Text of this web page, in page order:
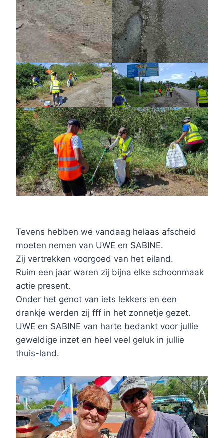
Tevens hebben we vandaag helaas afscheid
moeten nemen van UWE en SABINE.
Zij vertrekken voorgoed van het eiland.
Ruim een jaar waren zij bijna elke schoonmaak
actie present.
Onder het genot van iets lekkers en een
drankje werden zij fff in het zonnetje gezet.
UWE en SABINE van harte bedankt voor jullie
geweldige inzet en heel veel geluk in jullie
thuis-land.